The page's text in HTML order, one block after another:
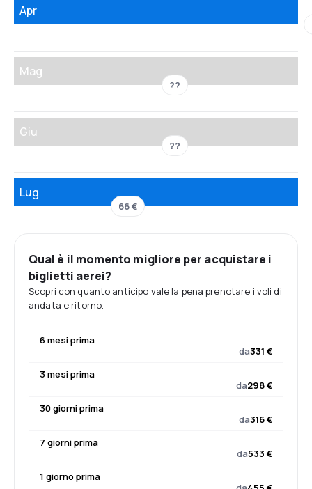
Apr
Mag
??
Giu
??
Lug
66 €
Qual è il momento migliore per acquistare i
biglietti aerei?
Scopri con quanto anticipo vale la pena prenotare i voli di
andata e ritorno.
6 mesi prima
da331 €
3 mesi prima
da298 €
30 giorni prima
da316 €
7 giorni prima
da533 €
1 giorno prima